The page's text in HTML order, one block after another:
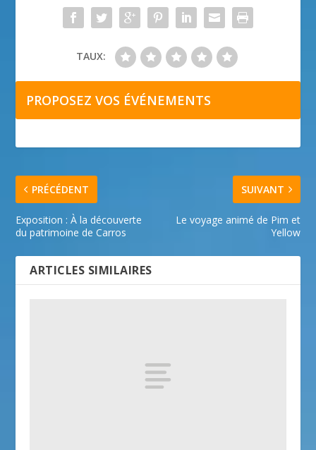
TAUX:
PROPOSEZ VOS ÉVÉNEMENTS
PRÉCÉDENT
Exposition : À la découverte
du patrimoine de Carros
SUIVANT
Le voyage animé de Pim et
Yellow
ARTICLES SIMILAIRES